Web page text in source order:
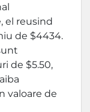
el reusind
de $4434.
de $5.50,
valoare de